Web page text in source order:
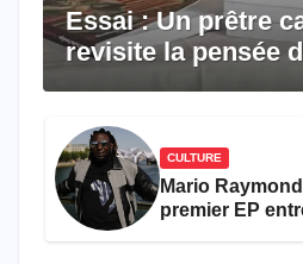
Essai : Un prêtre
revisite la pensée
CULTURE
Mario
premier EP